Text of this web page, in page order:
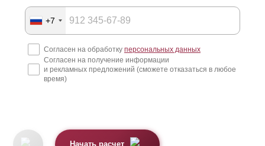
+7
Согласен на обработку персональных данных
Согласен на получение информации
и рекламных предложений (сможете отказаться в любое
время)